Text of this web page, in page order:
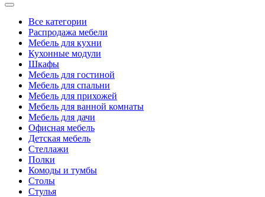
Все категории
Распродажа мебели
Мебель для кухни
Кухонные модули
Шкафы
Мебель для гостиной
Мебель для спальни
Мебель для прихожей
Мебель для ванной комнаты
Мебель для дачи
Офисная мебель
Детская мебель
Стеллажи
Полки
Комоды и тумбы
Столы
Стулья